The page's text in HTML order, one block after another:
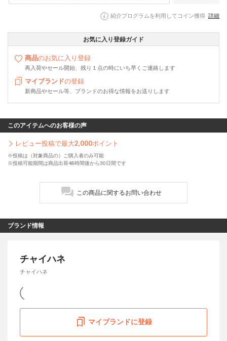
紹介プログラムを利用してコイン獲得 詳細
お気に入り登録ガイド
商品のお気に入り登録
再入荷やセール開始、残り１点の時にいち早くご連絡します
マイブランドの登録
新商品やセール等、ブランドのお得な情報をお送りします
このアイテムへのお客様の声
レビュー投稿で最大2,000ポイント
※投稿は（対象商品の）ご購入者のみ可能
※投稿可能期間は商品出荷48時間後から30日間です
この商品に関するお問い合わせ
ブランド情報
チャイハネ
チャイハネ
マイブランドに登録